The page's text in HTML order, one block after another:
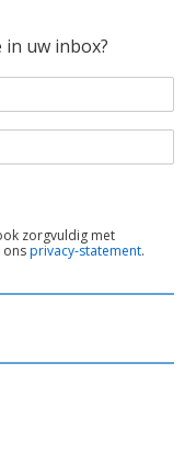
uw inbox?
zorgvuldig met
onsprivacy-statement.